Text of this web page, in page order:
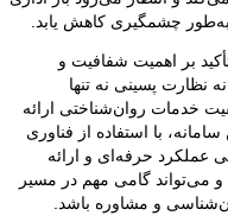
چشمگیری کاهش یابد.
بر اهمیت شفافیت و
نظارت پسینی نه تنها
خدمات روان‌شناختی ارائه
با استفاده از فناوری
عملکرد حرفه‌ای و ارائه
می‌تواند گامی مهم در مسیر
و مشاوره باشد.